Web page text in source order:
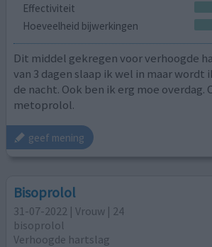
Effectiviteit
Hoeveelheid bijwerkingen
Dit middel gekregen voor verhoogde
van 3 dagen slaap ik wel in maar wordt
de nacht. Ook ben ik erg moe overdag.
metoprolol.
geef mening
Bisoprolol
31-07-2022 | Vrouw | 24
bisoprolol
Verhoogde hartslag